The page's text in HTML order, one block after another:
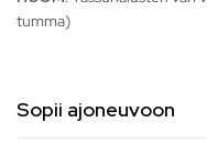
tumma)
Sopii ajoneuvoon